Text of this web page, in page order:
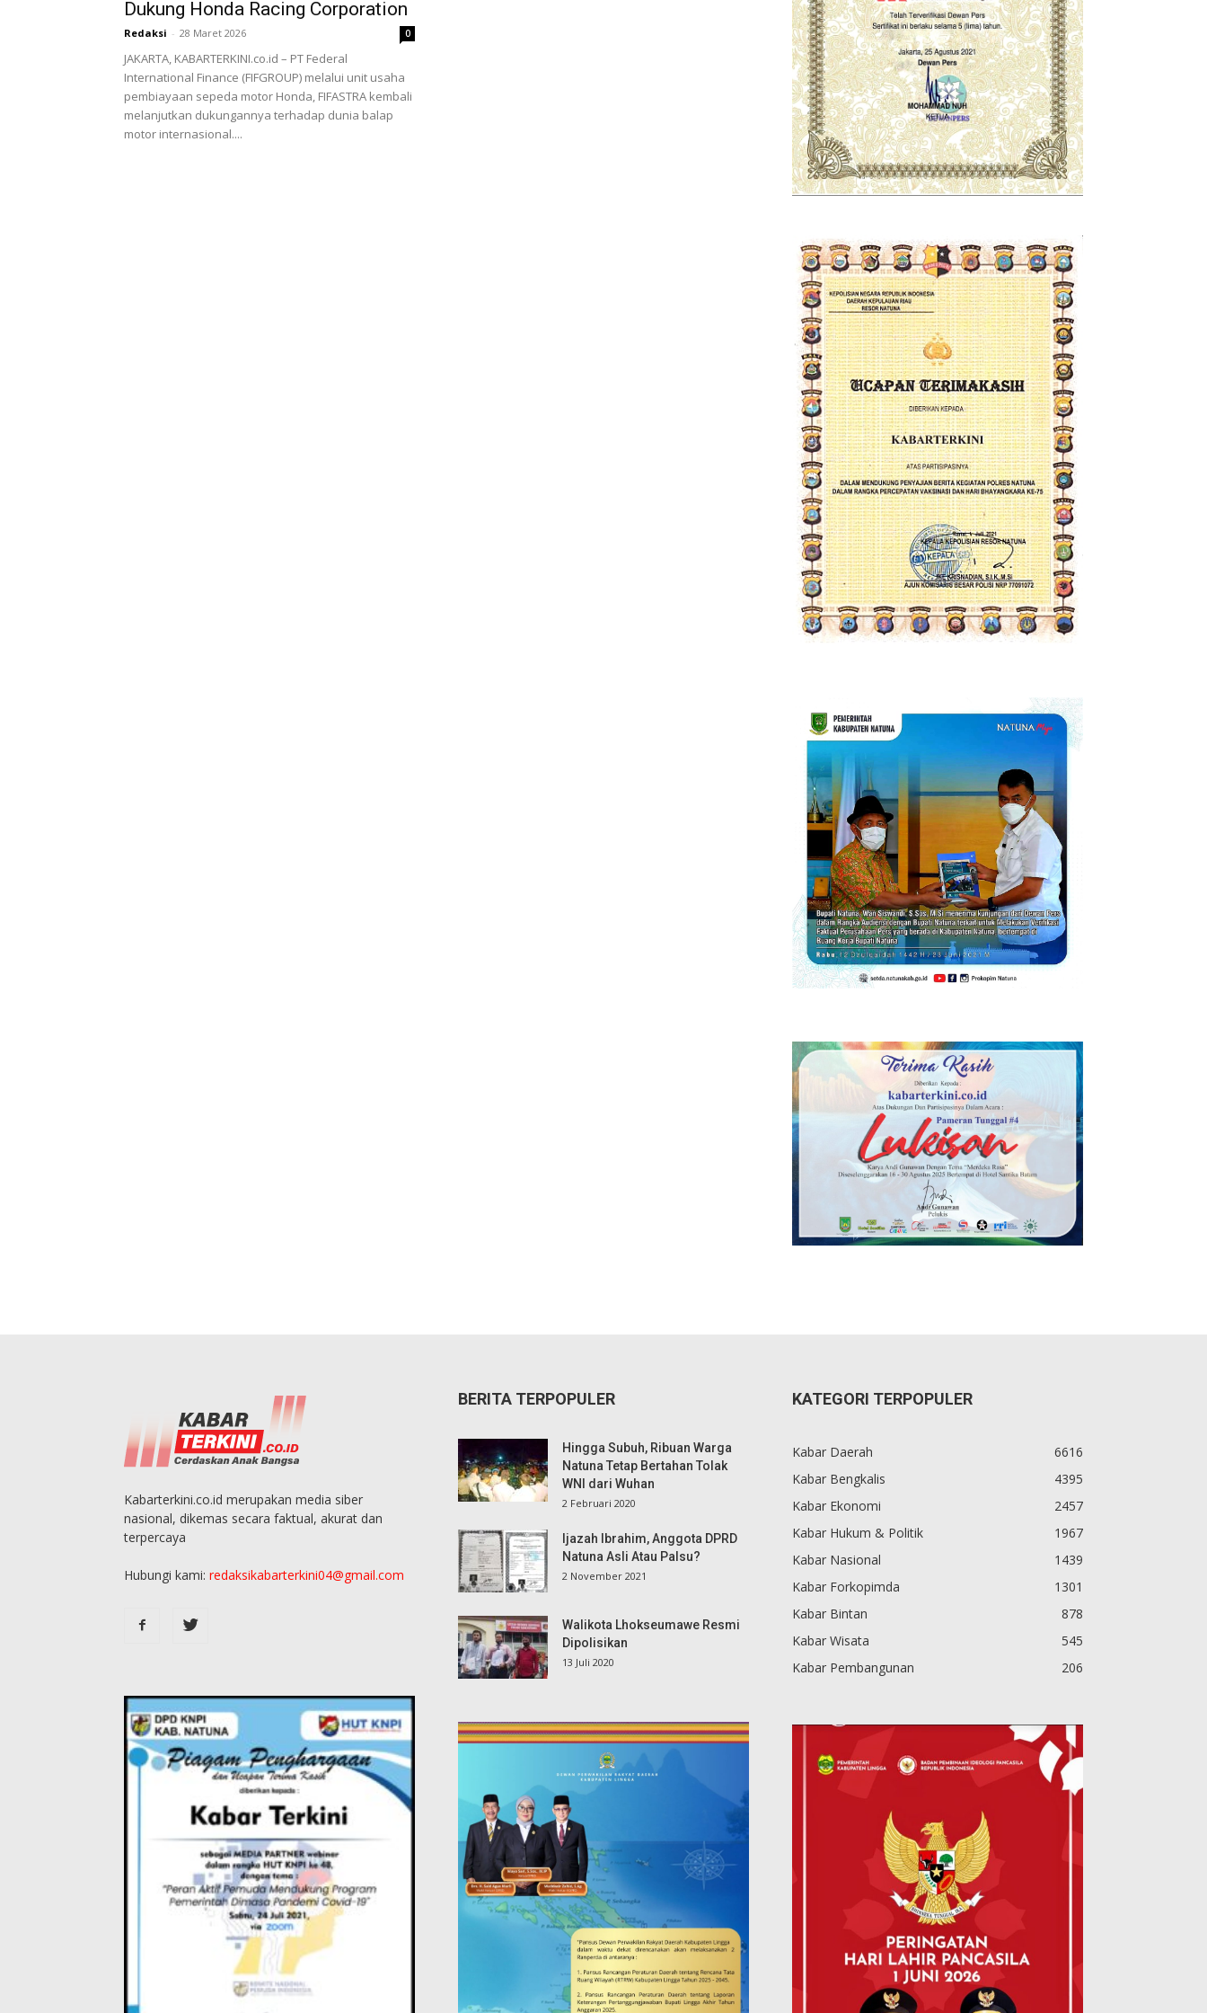
Dukung Honda Racing Corporation
Redaksi - 28 Maret 2026 0
JAKARTA, KABARTERKINI.co.id – PT Federal
International Finance (FIFGROUP) melalui unit usaha
pembiayaan sepeda motor Honda, FIFASTRA kembali
melanjutkan dukungannya terhadap dunia balap
motor internasional....
Kabarterkini.co.id merupakan media siber
nasional, dikemas secara faktual, akurat dan
terpercaya
Hubungi kami: redaksikabarterkini04@gmail.com
BERITA TERPOPULER
Hingga Subuh, Ribuan Warga
Natuna Tetap Bertahan Tolak
WNI dari Wuhan
2 Februari 2020
Ijazah Ibrahim, Anggota DPRD
Natuna Asli Atau Palsu?
2 November 2021
Walikota Lhokseumawe Resmi
Dipolisikan
13 Juli 2020
KATEGORI TERPOPULER
Kabar Daerah
6616
Kabar Bengkalis
4395
Kabar Ekonomi
2457
Kabar Hukum & Politik
1967
Kabar Nasional
1439
Kabar Forkopimda
1301
Kabar Bintan
878
Kabar Wisata
545
Kabar Pembangunan
206